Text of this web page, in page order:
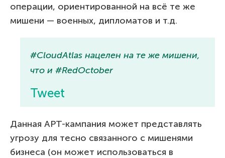
операции, ориентированной на всё те же
мишени — военных, дипломатов и т.д.
#CloudAtlas нацелен на те же мишени,
что и #RedOctober
Tweet
Данная APT-кампания может представлять
угрозу для тесно связанного с мишенями
бизнеса (он может использоваться в